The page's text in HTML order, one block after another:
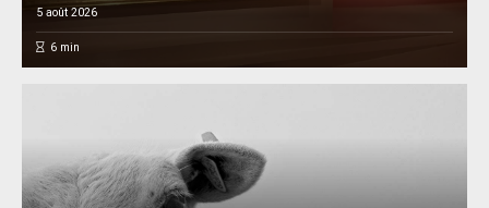
5 août 2026
6min